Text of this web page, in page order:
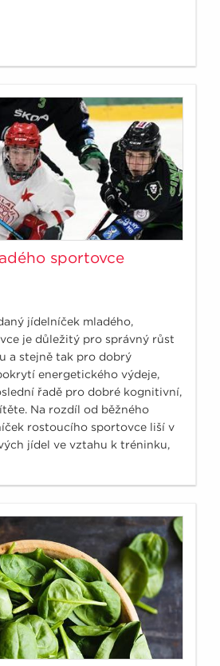
sportovce
jídelníček mladého,
je důležitý pro správný růst
a stejně tak pro dobrý
energetického výdeje,
řadě pro dobré kognitivní,
Na rozdíl od běžného
rostoucího sportovce liší v
jídel ve vztahu k tréninku,